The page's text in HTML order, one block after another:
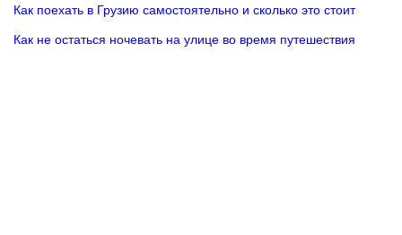
Как поехать в Грузию самостоятельно и сколько это стоит
Как не остаться ночевать на улице во время путешествия